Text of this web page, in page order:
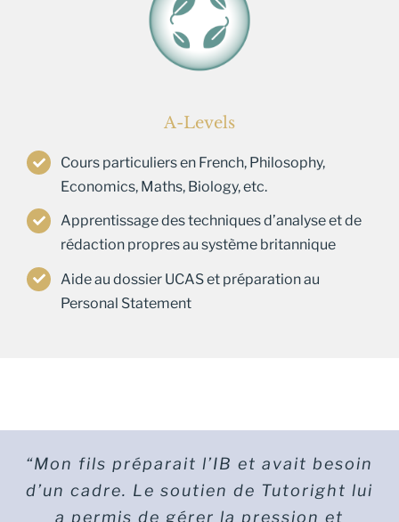
A-Levels
Cours particuliers en French, Philosophy,
Economics, Maths, Biology, etc.
Apprentissage des techniques d’analyse et de
rédaction propres au système britannique
Aide au dossier UCAS et préparation au
Personal Statement
“Mon fils préparait l’IB et avait besoin
d’un cadre. Le soutien de Tutoright lui
a permis de gérer la pression et
“Les séances d’oral de French A-Level
ont été décisives. Ma fille s’est
présentée confiante et préparée.”